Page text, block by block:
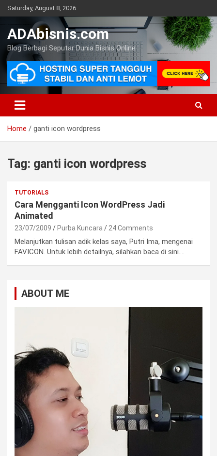
Skip
to
Saturday, August 8, 2026
ADAbisnis.com
Blog Berbagi Seputar Dunia Bisnis Online
Home ganti icon wordpress
Tag: ganti icon wordpress
TUTORIALS
Cara Mengganti Icon WordPress Jadi
Animated
23/07/2009 Purba Kuncara 24 Comments
Melanjutkan tulisan adik kelas saya, Putri Ima, mengenai
FAVICON. Untuk lebih detailnya, silahkan baca di sini.…
ABOUT ME